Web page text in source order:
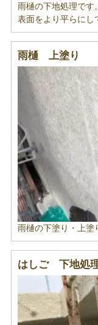
雨樋の下地処理です
表面をより平らにし
雨樋 上塗り
雨樋の下塗り・上塗
はしご 下地処